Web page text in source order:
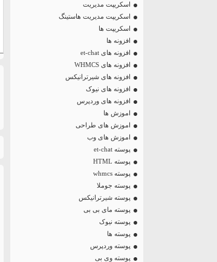
اسکریپت مدیریت
اسکریپت مدیریت هاستینگ
اسکریپت ها
افزونه ها
افزونه های et-chat
افزونه های WHMCS
افزونه های شیرترانیکس
افزونه های نیوک
افزونه های وردپرس
اموزش ها
اموزش های طراحی
اموزش های وب
پوسته et-chat
پوسته HTML
پوسته whmcs
پوسته جوملا
پوسته شیرترانیکس
پوسته مای بی بی
پوسته نیوک
پوسته ها
پوسته وردپرس
پوسته وی بی